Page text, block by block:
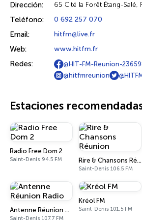
Dirección: 65 Cité la Forêt Étang-Salé,
Teléfono: 0 692 257 070
Email: hitfm@live.fr
Web: www.hitfm.fr
Redes:
@HIT-FM-Reunion-
@hitfmreunion
Estaciones
Radio Free Dom 2
Saint-Denis 94.5 FM Rire & Chansons Réunion
Saint-Denis 106.5 FM
Antenne Réunion Radio
Saint-Denis 107.7 FM
Kréol FM
Saint-Denis 101.5 FM